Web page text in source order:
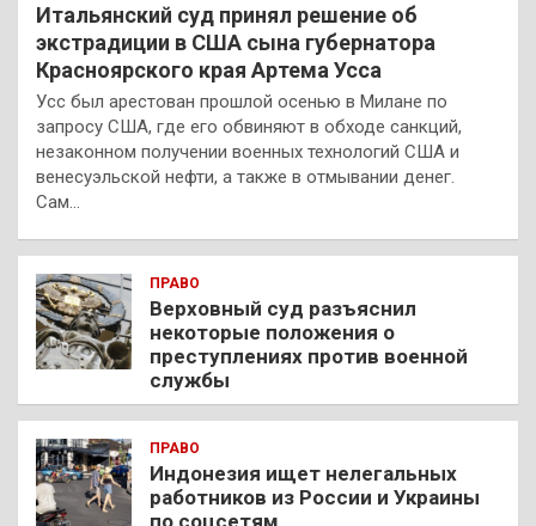
Итальянский суд принял решение об
экстрадиции в США сына губернатора
Красноярского края Артема Усса
Усс был арестован прошлой осенью в Милане по
запросу США, где его обвиняют в обходе санкций,
незаконном получении военных технологий США и
венесуэльской нефти, а также в отмывании денег.
Сам…
ПРАВО
Верховный суд разъяснил
некоторые положения о
преступлениях против военной
службы
ПРАВО
Индонезия ищет нелегальных
работников из России и Украины